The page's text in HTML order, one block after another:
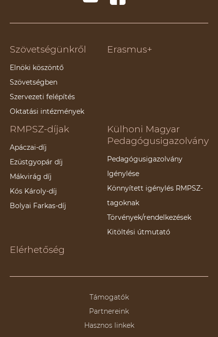
Szövetségünkről
Elnöki köszöntő
Szövetségben
Szervezeti felépítés
Oktatási intézmények
Erasmus+
RMPSZ-díjak
Apáczai-díj
Ezüstgyopár díj
Mákvirág díj
Kós Károly-díj
Bolyai Farkas-díj
Külhoni Magyar
Pedagógusigazolvány
Pedagógusigazolvány
Igénylése
Könnyített igénylés RMPSZ-
tagoknak
Törvények/rendelkezések
Kitöltési útmutató
Elérhetőség
Támogatók
Partnereink
Hasznos linkek